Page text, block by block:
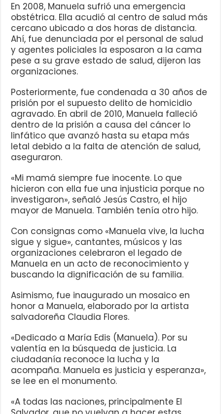
En 2008, Manuela sufrió una emergencia
obstétrica. Ella acudió al centro de salud más
cercano ubicado a dos horas de distancia.
Ahí, fue denunciada por el personal de salud
y agentes policiales la esposaron a la cama
pese a su grave estado de salud, dijeron las
organizaciones.
Posteriormente, fue condenada a 30 años de
prisión por el supuesto delito de homicidio
agravado. En abril de 2010, Manuela falleció
dentro de la prisión a causa del cáncer lo
linfático que avanzó hasta su etapa más
letal debido a la falta de atención de salud,
aseguraron.
«Mi mamá siempre fue inocente. Lo que
hicieron con ella fue una injusticia porque no
investigaron», señaló Jesús Castro, el hijo
mayor de Manuela. También tenía otro hijo.
Con consignas como «Manuela vive, la lucha
sigue y sigue», cantantes, músicos y las
organizaciones celebraron el legado de
Manuela en un acto de reconocimiento y
buscando la dignificación de su familia.
Asimismo, fue inaugurado un mosaico en
honor a Manuela, elaborado por la artista
salvadoreña Claudia Flores.
«Dedicado a María Edis (Manuela). Por su
valentía en la búsqueda de justicia. La
ciudadanía reconoce la lucha y la
acompaña. Manuela es justicia y esperanza»,
se lee en el monumento.
«A todas las naciones, principalmente El